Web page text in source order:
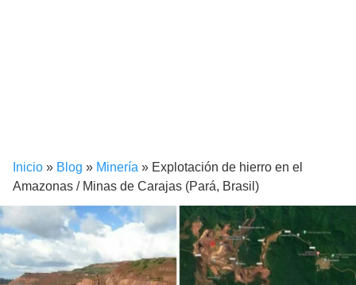
Inicio » Blog » Minería » Explotación de hierro en el
Amazonas / Minas de Carajas (Pará, Brasil)